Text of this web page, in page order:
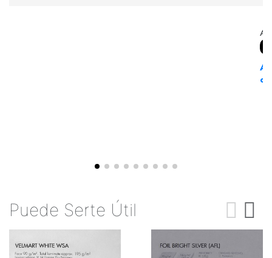
Puede Serte Útil